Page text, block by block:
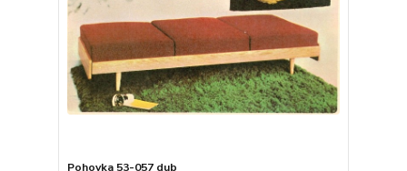
Pohovka 53-057 dub